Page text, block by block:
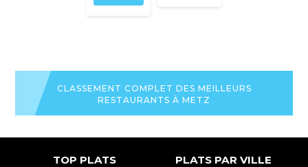
CLASSEMENT COMPLET DES MEILLEURS
RESTAURANTS À METZ
TOP PLATS PLATS PAR VILLE